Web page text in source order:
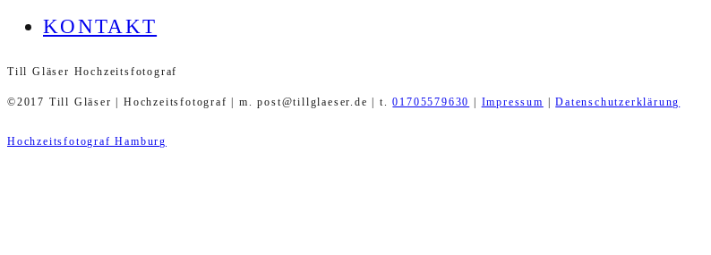
KONTAKT
Till Gläser Hochzeitsfotograf
©2017 Till Gläser | Hochzeitsfotograf | m. post@tillglaeser.de | t.01705579630 | Impressum |Datenschutzerklärung
Hochzeitsfotograf Hamburg